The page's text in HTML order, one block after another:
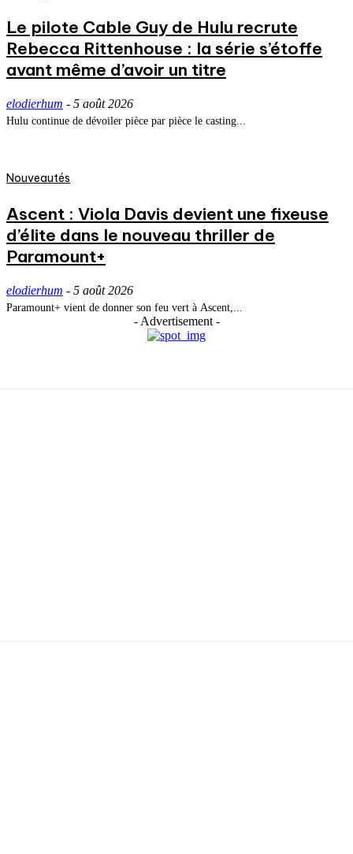
Le pilote Cable Guy de Hulu recrute
Rebecca Rittenhouse : la série s’étoffe
avant même d’avoir un titre
elodierhum - 5 août 2026
Hulu continue de dévoiler pièce par pièce le casting...
Nouveautés
Ascent : Viola Davis devient une fixeuse
d’élite dans le nouveau thriller de
Paramount+
elodierhum - 5 août 2026
Paramount+ vient de donner son feu vert à Ascent,...
- Advertisement -